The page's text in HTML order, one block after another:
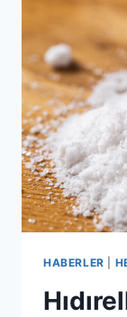
HABERLER